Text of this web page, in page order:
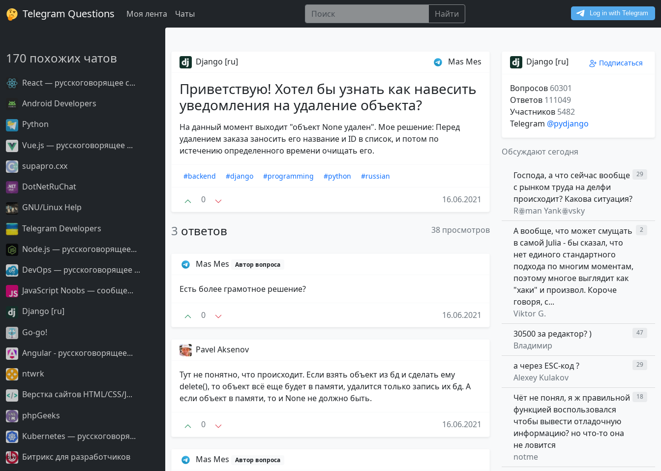
Telegram Questions Моя лента Чаты Найти
170 похожих чатов
React — русскоговорящее с...
Android Developers
Python
Vue.js — русскоговорящее ...
supapro.cxx
DotNetRuChat
GNU/Linux Help
Telegram Developers
Node.js — русскоговорящее...
DevOps — русскоговорящее ...
JavaScript Noobs — сообще...
Django [ru]
Go-go!
Angular - русскоговорящее...
ntwrk
Верстка сайтов HTML/CSS/J...
phpGeeks
Kubernetes — русскоговоря...
Битрикс для разработчиков
Django [ru] Mas Mes
Приветствую! Хотел бы узнать как навесить
уведомления на удаление объекта?
На данный момент выходит "объект None удален". Мое решение: Перед
удалением заказа заносить его название и ID в список, и потом по
истечению определенного времени очищать его.
#backend #django #programming #python #russian
0 16.06.2021
3 ответов 38 просмотров
Mas Mes Автор вопроса
Есть более грамотное решение?
0 16.06.2021
Pavel Aksenov
Тут не понятно, что происходит. Если взять объект из бд и сделать ему
delete(), то объект всё еще будет в памяти, удалится только запись их бд. А
если объект в памяти, то и None не должно быть.
0 16.06.2021
Mas Mes Автор вопроса
Django [ru] Подписаться
Вопросов 60301
Ответов 111049
Участников 5482
Telegram @pydjango
Обсуждают сегодня
Господа, а что сейчас вообще
с рынком труда на делфи
происходит? Какова ситуация?
Rꙮman Yankꙮvsky
29
А вообще, что может смущать
в самой Julia - бы сказал, что
нет единого стандартного
подхода по многим моментам,
поэтому многое выглядит как
"хаки" и произвол. Короче
говоря, с...
Viktor G.
2
30500 за редактор? )
Владимир
47
а через ESC-код ?
Alexey Kulakov
29
Чёт не понял, я ж правильной
функцией воспользовался
чтобы вывести отладочную
информацию? но что-то она
не ловится
notme
18